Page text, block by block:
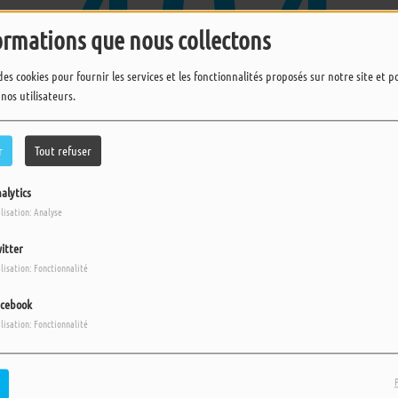
que nous collectons
cookies pour fournir les services et les fonctionnalités proposés sur notre site et
utilisateurs.
Tout refuser
Analyse
Fonctionnalité
Fonctionnalité
vous avez rencontré une
Il semble que la page que vous recherchez n’existe plus.